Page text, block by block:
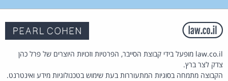
law.co.il מופעל בידי קבוצת הסייבר, הפרטיות וזכויות היוצרים של פרל כהן
צדק לצר ברץ.
הקבוצה מתמחה בסוגיות המתעוררות בעת שימוש בטכנולוגיות מידע ואינטרנט.